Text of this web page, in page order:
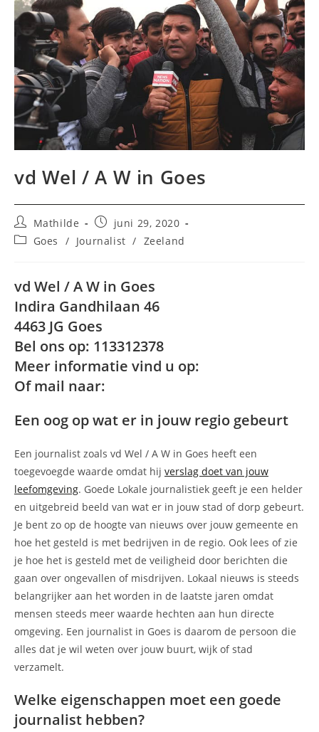
vd Wel / A W in Goes
Bericht
auteur:
Mathilde
Bericht
gepubliceerd
op:
juni 29, 2020
Berichtcategorie:
Goes / Journalist / Zeeland
vd Wel / A W in Goes
Indira Gandhilaan 46
4463 JG Goes
Bel ons op: 113312378
Meer informatie vind u op:
Of mail naar:
Een oog op wat er in jouw regio gebeurt
Een journalist zoals vd Wel / A W in Goes heeft een
toegevoegde waarde omdat hij verslag doet van jouw
leefomgeving. Goede Lokale journalistiek geeft je een helder
en uitgebreid beeld van wat er in jouw stad of dorp gebeurt.
Je bent zo op de hoogte van nieuws over jouw gemeente en
hoe het gesteld is met bedrijven in de regio. Ook lees of zie
je hoe het is gesteld met de veiligheid door berichten die
gaan over ongevallen of misdrijven. Lokaal nieuws is steeds
belangrijker aan het worden in de laatste jaren omdat
mensen steeds meer waarde hechten aan hun directe
omgeving. Een journalist in Goes is daarom de persoon die
alles dat je wil weten over jouw buurt, wijk of stad
verzamelt.
Welke eigenschappen moet een goede
journalist hebben?